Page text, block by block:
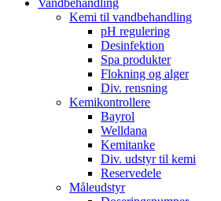
Vandbehandling
Kemi til vandbehandling
pH regulering
Desinfektion
Spa produkter
Flokning og alger
Div. rensning
Kemikontrollere
Bayrol
Welldana
Kemitanke
Div. udstyr til kemi
Reservedele
Måleudstyr